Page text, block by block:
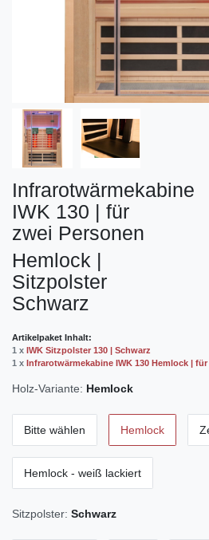
Infrarotwärmekabine
IWK 130 | für
zwei Personen
Hemlock |
Sitzpolster
Schwarz
Artikelpaket Inhalt:
1 x IWK Sitzpolster 130 | Schwarz
1 x Infrarotwärmekabine IWK 130 Hemlock |
Holz-Variante: Hemlock
Bitte wählen Hemlock
Hemlock - weiß lackiert
Sitzpolster: Schwarz